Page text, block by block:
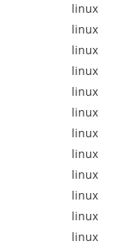
linux
linux
linux
linux
linux
linux
linux
linux
linux
linux
linux
linux